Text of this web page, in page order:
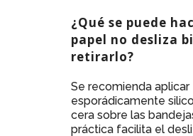
¿Qué se puede
papel no desliza
retirarlo?
Se recomienda aplicar
esporádicamente
cera sobre las
práctica facilita el